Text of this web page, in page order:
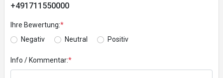
+491711550000
Ihre Bewertung:*
Negativ
Neutral Positiv
Info / Kommentar:*